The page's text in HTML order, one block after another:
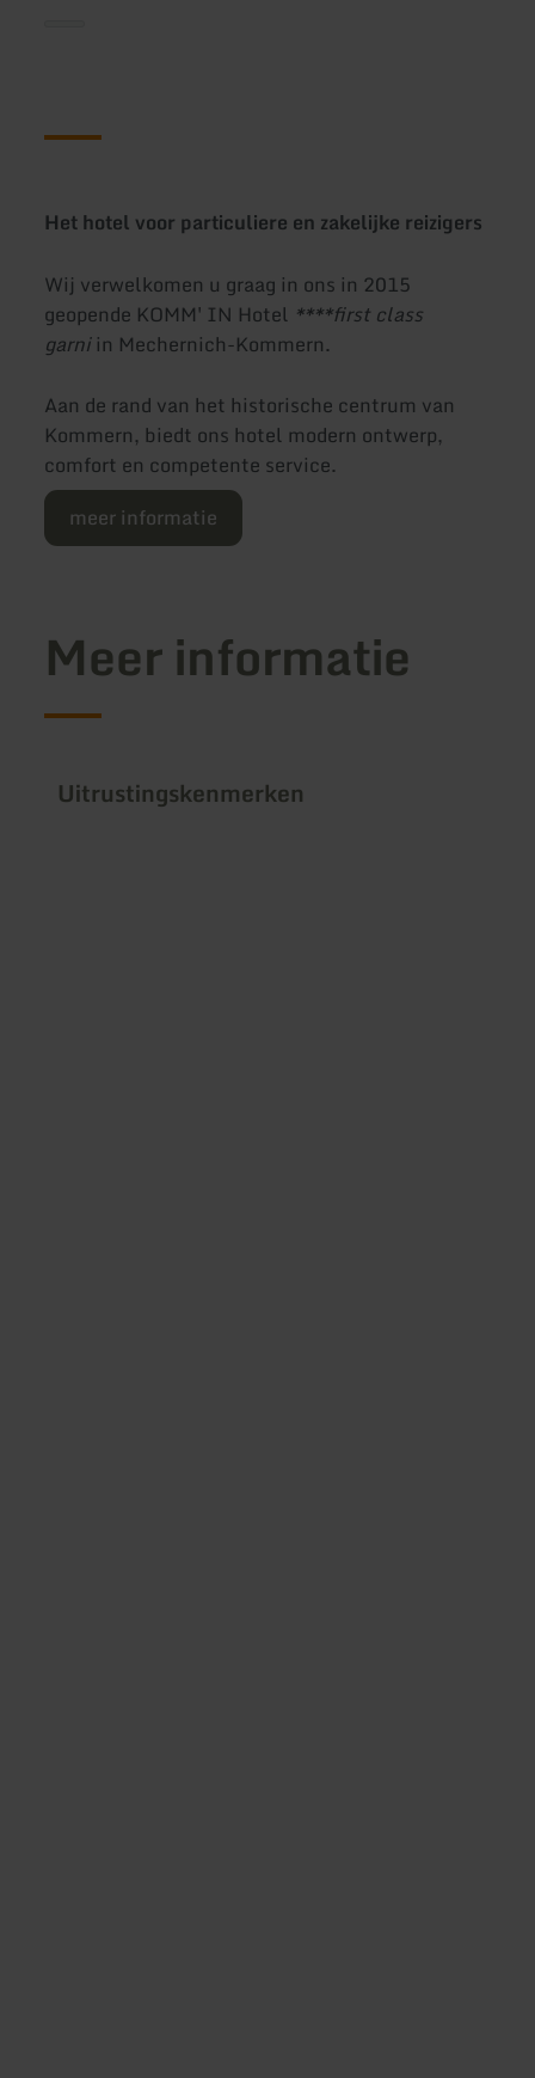
Het hotel voor particuliere en zakelijke reizigers
Wij verwelkomen u graag in ons in 2015
geopende KOMM' IN Hotel ****first class
garniin Mechernich-Kommern.
Aan de rand van het historische centrum van
Kommern, biedt ons hotel modern ontwerp,
comfort en competente service.
meer informatie
Meer informatie
Uitrustingskenmerken